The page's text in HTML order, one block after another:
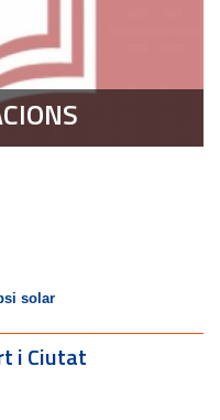
solar
i Ciutat